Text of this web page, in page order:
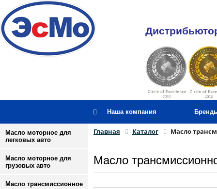
Наша компания
Масло моторное для
легковых авто
Масло моторное для
грузовых авто
Масло трансмиссионное
Главная Каталог Масло
Масло